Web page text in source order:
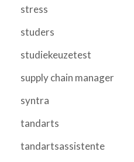
stress
studers
studiekeuzetest
supply chain manager
syntra
tandarts
tandartsassistente